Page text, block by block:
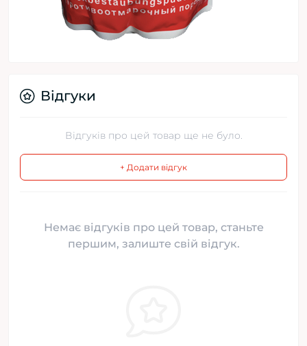
Відгуки
Відгуків про цей товар ще не було.
+ Додати відгук
Немає відгуків про цей товар, станьте
першим, залиште свій відгук.